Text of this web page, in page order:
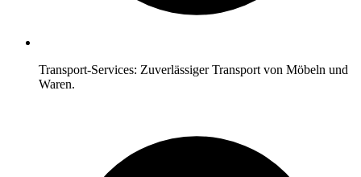
Transport-Services: Zuverlässiger Transport von Möbeln und
Waren.